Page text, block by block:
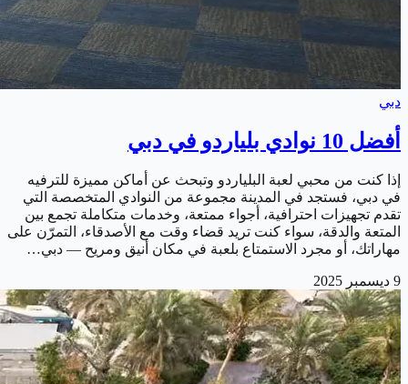
دبي
أفضل 10 نوادي بلياردو في دبي
إذا كنت من محبي لعبة البلياردو وتبحث عن أماكن مميزة للترفيه
في دبي، فستجد في المدينة مجموعة من النوادي المتخصصة التي
تقدم تجهيزات احترافية، أجواء ممتعة، وخدمات متكاملة تجمع بين
المتعة والدقة، سواء كنت تريد قضاء وقت مع الأصدقاء، التمرّن على
مهاراتك، أو مجرد الاستمتاع بلعبة في مكان أنيق ومريح — دبي…
9 ديسمبر 2025